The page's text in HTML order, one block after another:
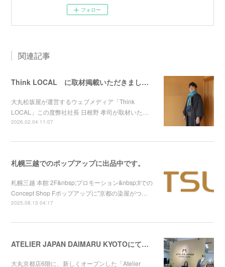
フォロー
関連記事
Think LOCAL に取材掲載いただきました！
大丸松坂屋が運営するウェブメディア「Think
LOCAL」この度弊社社長 日根野 孝司が取材いた…
2026.02.04 11:07
札幌三越でのポップアップに出品中です。
札幌三越 本館 2F&nbsp;プロモーション&nbsp;Ⅱでの
Concept Shop Fポップアップに"京都の染屋がつ…
2025.08.13 04:17
ATELIER JAPAN DAIMARU KYOTOにてChameleon Band for Apple Watchの取り扱いが始まりまました。
大丸京都店6階に、新しくオープンした「Atelier